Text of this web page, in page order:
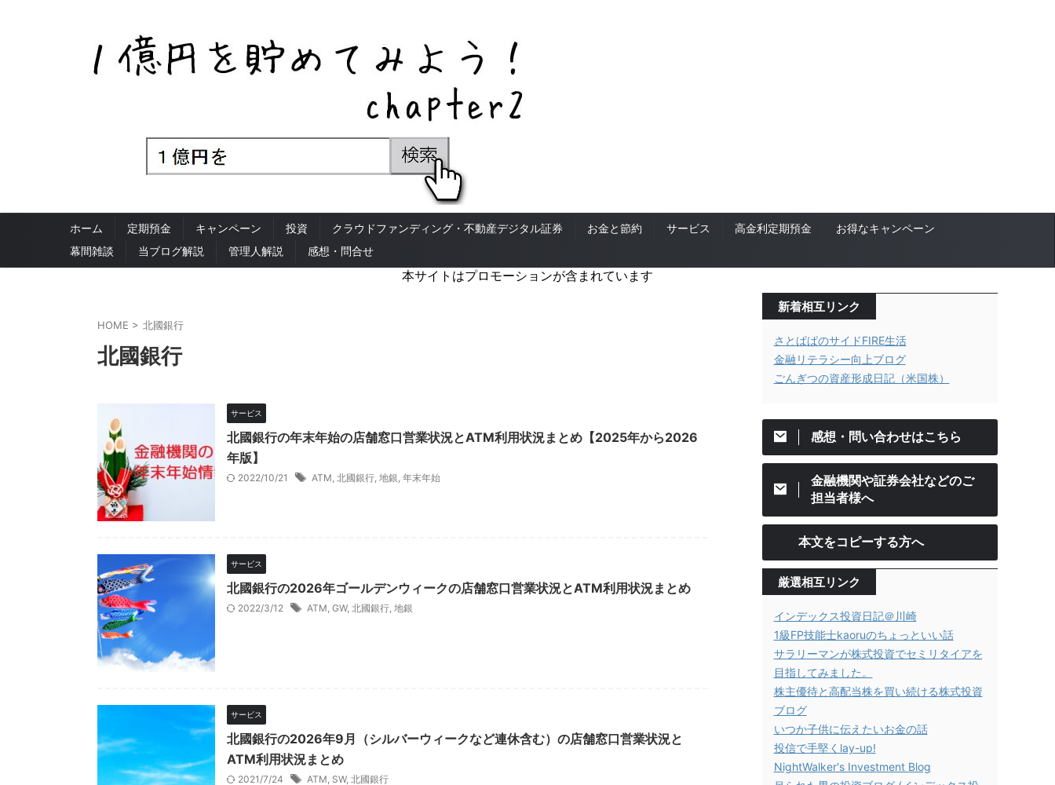
ホーム 定期預金 キャンペーン 投資 クラウドファンディング・不動産デジタル証券 お金と節約 サービス 高金利定期預金
お得なキャンペーン
幕間雑談
当ブログ解説 管理人解説 感想・問合せ
本サイトはプロモーションが含まれています
HOME > 北國銀行
北國銀行
サービス
北國銀行の年末年始の店舗窓口営業状況とATM利用状況まとめ【2025年から2026
年版】
2022/10/21 ATM, 北國銀行, 地銀, 年末年始
サービス
北國銀行の2026年ゴールデンウィークの店舗窓口営業状況とATM利用状況まとめ
2022/3/12 ATM, GW, 北國銀行, 地銀
サービス
北國銀行の2026年9月（シルバーウィークなど連休含む）の店舗窓口営業状況と
ATM利用状況まとめ
2021/7/24 ATM, SW, 北國銀行
新着相互リンク
さとぱぱのサイドFIRE生活
金融リテラシー向上ブログ
ごんぎつの資産形成日記（米国株）
感想・問い合わせはこちら
金融機関や証券会社などのご
担当者様へ
本文をコピーする方へ
厳選相互リンク
インデックス投資日記＠川崎
1級FP技能士kaoruのちょっといい話
サラリーマンが株式投資でセミリタイアを
目指してみました。
株主優待と高配当株を買い続ける株式投資
ブログ
いつか子供に伝えたいお金の話
投信で手堅くlay-up!
NightWalker's Investment Blog